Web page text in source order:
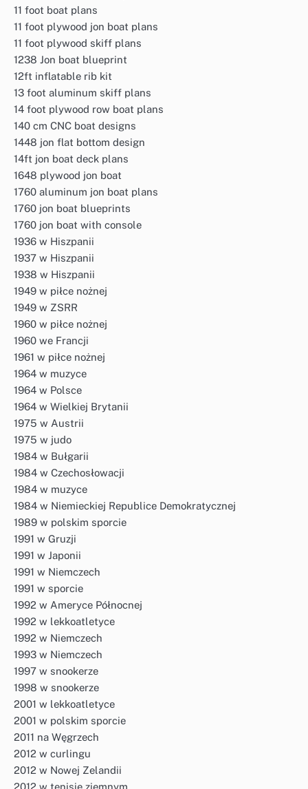
11 foot boat plans
11 foot plywood jon boat plans
11 foot plywood skiff plans
1238 Jon boat blueprint
12ft inflatable rib kit
13 foot aluminum skiff plans
14 foot plywood row boat plans
140 cm CNC boat designs
1448 jon flat bottom design
14ft jon boat deck plans
1648 plywood jon boat
1760 aluminum jon boat plans
1760 jon boat blueprints
1760 jon boat with console
1936 w Hiszpanii
1937 w Hiszpanii
1938 w Hiszpanii
1949 w piłce nożnej
1949 w ZSRR
1960 w piłce nożnej
1960 we Francji
1961 w piłce nożnej
1964 w muzyce
1964 w Polsce
1964 w Wielkiej Brytanii
1975 w Austrii
1975 w judo
1984 w Bułgarii
1984 w Czechosłowacji
1984 w muzyce
1984 w Niemieckiej Republice Demokratycznej
1989 w polskim sporcie
1991 w Gruzji
1991 w Japonii
1991 w Niemczech
1991 w sporcie
1992 w Ameryce Północnej
1992 w lekkoatletyce
1992 w Niemczech
1993 w Niemczech
1997 w snookerze
1998 w snookerze
2001 w lekkoatletyce
2001 w polskim sporcie
2011 na Węgrzech
2012 w curlingu
2012 w Nowej Zelandii
2012 w tenisie ziemnym